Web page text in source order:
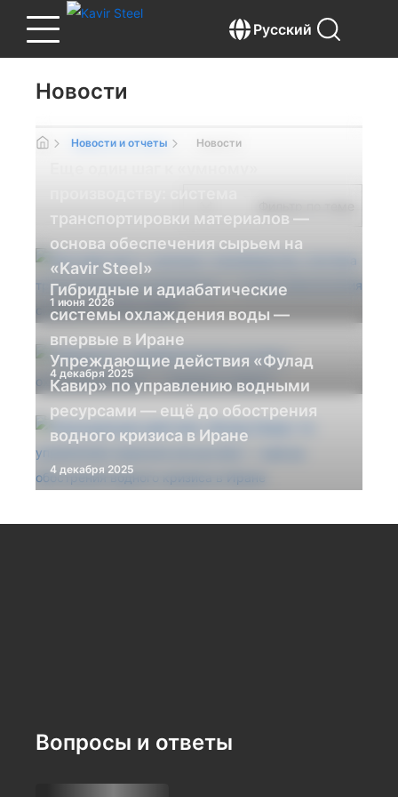
Русский
Новости
Новости и отчеты Новости
транспортировки материалов —
основа обеспечения сырьем на
«Kavir Steel»
1 июня 2026
Гибридные и адиабатические
системы охлаждения воды —
впервые в Иране
4 декабря 2025
Упреждающие действия «Фулад
Кавир» по управлению водными
ресурсами — ещё до обострения
водного кризиса в Иране
4 декабря 2025
Вопросы и ответы